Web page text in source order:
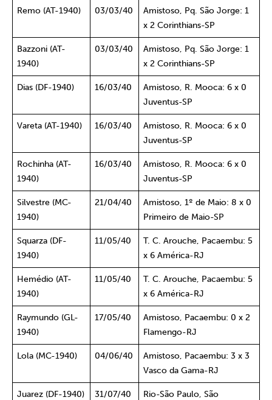
Remo (AT-1940) 03/03/40
Amistoso, Pq. São Jorge: 1
x 2 Corinthians-SP
Bazzoni (AT-
1940)
03/03/40
Amistoso, Pq. São Jorge: 1
x 2 Corinthians-SP
Dias (DF-1940) 16/03/40
Amistoso, R. Mooca: 6 x 0
Juventus-SP
Vareta (AT-1940) 16/03/40
Amistoso, R. Mooca: 6 x 0
Juventus-SP
Rochinha (AT-
1940)
16/03/40
Amistoso, R. Mooca: 6 x 0
Juventus-SP
Silvestre (MC-
1940)
21/04/40
Amistoso, 1º de Maio: 8 x 0
Primeiro de Maio-SP
Squarza (DF-
1940)
11/05/40
T. C. Arouche, Pacaembu: 5
x 6 América-RJ
Hemédio (AT-
1940)
11/05/40
T. C. Arouche, Pacaembu: 5
x 6 América-RJ
Raymundo (GL-
1940)
17/05/40
Amistoso, Pacaembu: 0 x 2
Flamengo-RJ
Lola (MC-1940) 04/06/40
Amistoso, Pacaembu: 3 x 3
Vasco da Gama-RJ
Juarez (DF-1940) 31/07/40
Rio-São Paulo, São